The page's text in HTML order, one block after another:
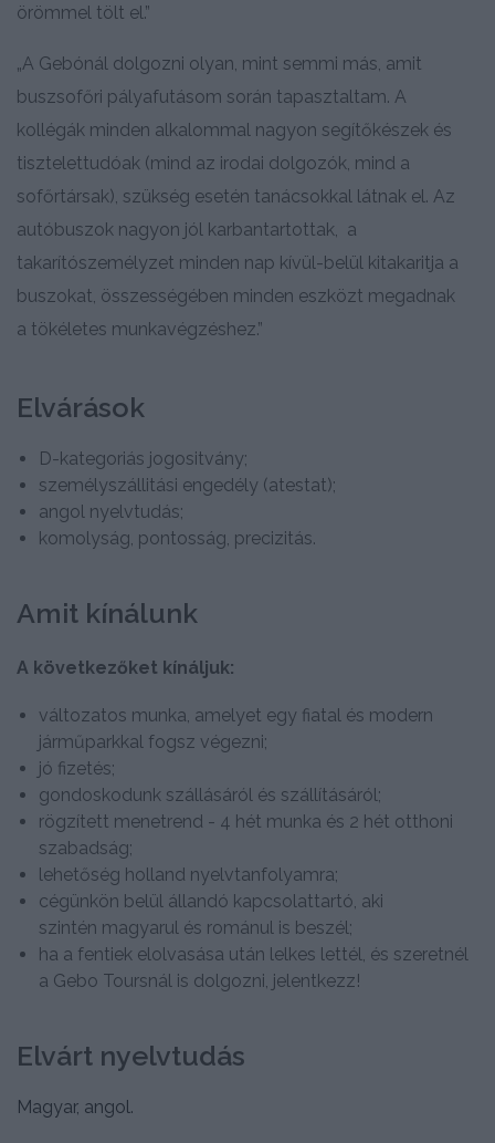
örömmel tölt el.”
„A Gebónál dolgozni olyan, mint semmi más, amit
buszsofőri pályafutásom során tapasztaltam. A
kollégák minden alkalommal nagyon segítőkészek és
tisztelettudóak (mind az irodai dolgozók, mind a
sofőrtársak), szükség esetén tanácsokkal látnak el. Az
autóbuszok nagyon jól karbantartottak, a
takarítószemélyzet minden nap kívül-belül kitakaritja a
buszokat, összességében minden eszközt megadnak
a tökéletes munkavégzéshez.”
Elvárások
D-kategoriás jogositvány;
személyszállitási engedély (atestat);
angol nyelvtudás;
komolyság, pontosság, precizitás.
Amit kínálunk
A következőket kínáljuk:
változatos munka, amelyet egy fiatal és modern
járműparkkal fogsz végezni;
jó fizetés;
gondoskodunk szállásáról és szállításáról;
rögzített menetrend - 4 hét munka és 2 hét otthoni
szabadság;
lehetőség holland nyelvtanfolyamra;
cégünkön belül állandó kapcsolattartó, aki
szintén magyarul és románul is beszél;
ha a fentiek elolvasása után lelkes lettél, és szeretnél
a Gebo Toursnál is dolgozni, jelentkezz!
Elvárt nyelvtudás
Magyar, angol.